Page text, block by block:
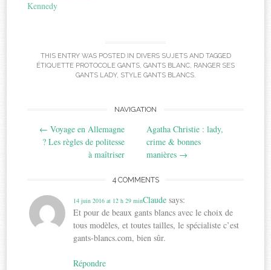
Kennedy
THIS ENTRY WAS POSTED IN DIVERS SUJETSAND TAGGED
ÉTIQUETTE PROTOCOLE GANTS, GANTS BLANC, RANGER SES
GANTS LADY, STYLE GANTS BLANCS.
navigation
NAVIGATION
← Voyage en Allemagne
? Les règles de politesse
à maîtriser
Agatha Christie : lady,
crime & bonnes
manières →
4 COMMENTS
Claude says:
14 juin 2016 at 12 h 29 min
Et pour de beaux gants blancs avec le choix de
tous modèles, et toutes tailles, le spécialiste c’est
gants-blancs.com, bien sûr.
Répondre